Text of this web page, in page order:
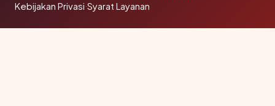
Kebijakan Privasi·Syarat Layanan